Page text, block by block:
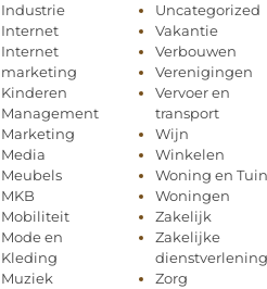
Industrie
Internet
Internet
marketing
Kinderen
Management
Marketing
Media
Meubels
MKB
Mobiliteit
Mode en
Kleding
Muziek
Uncategorized
Vakantie
Verbouwen
Verenigingen
Vervoer en
transport
Wijn
Winkelen
Woning en Tuin
Woningen
Zakelijk
Zakelijke
dienstverlening
Zorg